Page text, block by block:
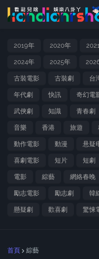
2019年 2020年
2024年 2025年
古裝電影 古裝劇 台
年代劇 快訊 奇幻電
武俠劇 知識 青春劇
音樂 香港 旅遊
動作電影 動漫 悬疑
喜劇電影 短片 短劇
電影 綜藝 網絡春晚
勵志電影 勵志劇 韓
懸疑劇 歡喜劇 驚悚
首頁 綜藝